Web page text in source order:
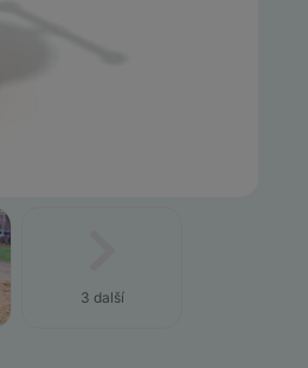
3 další